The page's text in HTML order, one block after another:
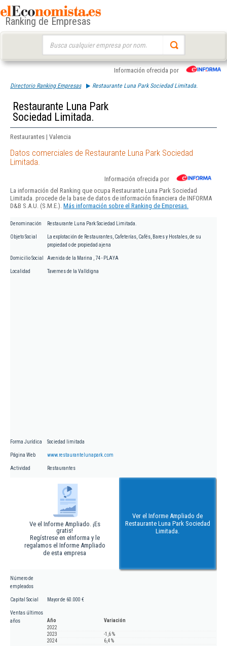
Ranking de Empresas
Información ofrecida por
Directorio Ranking Empresas Restaurante Luna Park Sociedad Limitada.
Restaurante Luna Park
Sociedad Limitada.
Restaurantes | Valencia
Datos comerciales de Restaurante Luna Park Sociedad
Limitada.
Información ofrecida por
La información del Ranking que ocupa Restaurante Luna Park Sociedad
Limitada. procede de la base de datos de información financiera de INFORMA
D&B S.A.U. (S.M.E.). Más información sobre el Ranking de Empresas.
Denominación Restaurante Luna Park Sociedad Limitada.
Objeto Social
La explotación de Restaurantes, Cafeterías, Cafés, Bares y Hostales, de su
propiedad o de propiedad ajena
Domicilio Social Avenida de la Marina , 74 - PLAYA
Localidad Tavernes de la Valldigna
Forma Jurídica Sociedad limitada
Página Web www.restaurantelunapark.com
Actividad Restaurantes
Ve el Informe Ampliado. ¡Es
gratis!
Regístrese en eInforma y le
regalamos el Informe Ampliado
de esta empresa
Ver el Informe Ampliado de
Restaurante Luna Park Sociedad
Limitada.
Número de
empleados
Capital Social Mayor de 60.000 €
Ventas últimos
años
Año
Variación
2022
2023
-1,6 %
2024
6,4 %